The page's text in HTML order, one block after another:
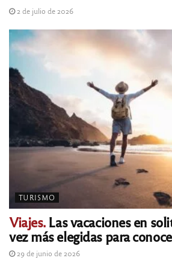
2 de julio de 2026
TURISMO
Viajes.Las vacaciones en
vez más elegidas para
29 de junio de 2026